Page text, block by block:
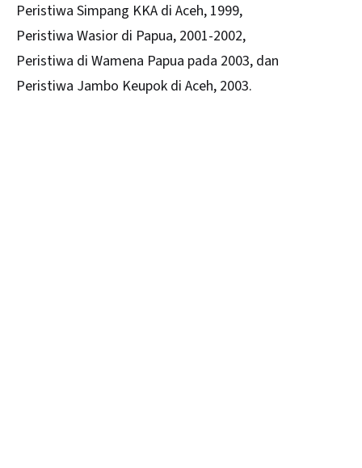
Peristiwa Simpang KKA di Aceh, 1999,
Peristiwa Wasior di Papua, 2001-2002,
Peristiwa di Wamena Papua pada 2003, dan
Peristiwa Jambo Keupok di Aceh, 2003.